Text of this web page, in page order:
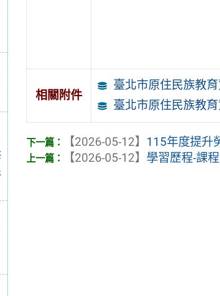
相關附件
臺北市原住民族教
臺北市原住民族教
【2026-05-12】 115年度提升
【2026-05-12】 學習歷程-課